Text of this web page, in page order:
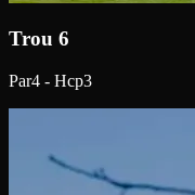
Trou 6
Par4 - Hcp3